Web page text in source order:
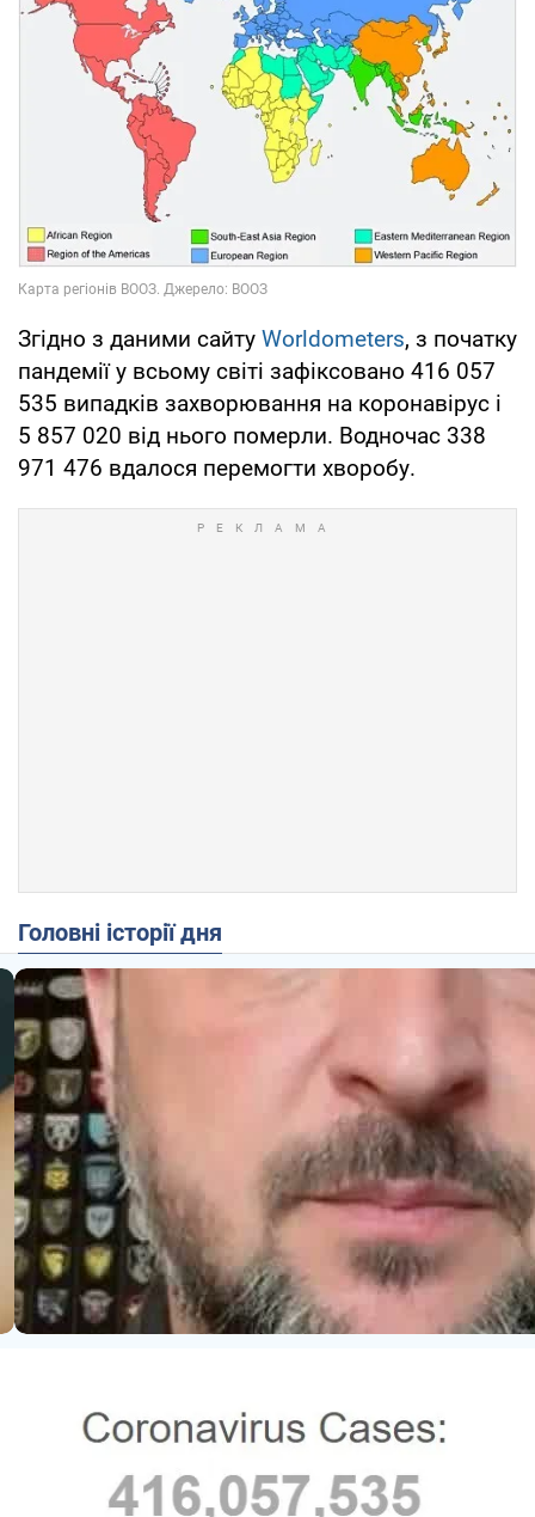
Згідно з даними сайту Worldometers, з початку
пандемії у всьому світі зафіксовано 416 057
535 випадків захворювання на коронавірус і
5 857 020 від нього померли. Водночас 338
971 476 вдалося перемогти хворобу.
Головні історії дня